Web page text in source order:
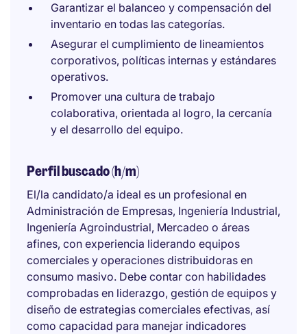
Garantizar el balanceo y compensación del
inventario en todas las categorías.
Asegurar el cumplimiento de lineamientos
corporativos, políticas internas y estándares
operativos.
Promover una cultura de trabajo
colaborativa, orientada al logro, la cercanía
y el desarrollo del equipo.
Perfil buscado (h/m)
El/la candidato/a ideal es un profesional en
Administración de Empresas, Ingeniería Industrial,
Ingeniería Agroindustrial, Mercadeo o áreas
afines, con experiencia liderando equipos
comerciales y operaciones distribuidoras en
consumo masivo. Debe contar con habilidades
comprobadas en liderazgo, gestión de equipos y
diseño de estrategias comerciales efectivas, así
como capacidad para manejar indicadores